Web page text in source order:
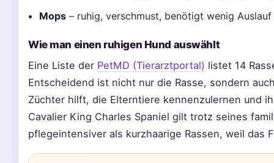
Mops – ruhig, verschmust, benötigt wenig Auslauf
Wie man einen ruhigen Hund auswählt
Eine Liste der PetMD (Tierarztportal) listet 14
Entscheidend ist nicht nur die Rasse, sondern
Züchter hilft, die Elterntiere kennenzulernen und
Cavalier King Charles Spaniel gilt trotz seines
pflegeintensiver als kurzhaarige Rassen, weil das